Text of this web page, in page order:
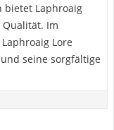
bietet Laphroaig
Qualität. Im
Lore
seine sorgfältige